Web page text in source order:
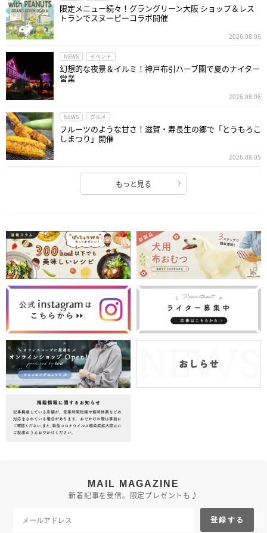
限定メニュー続々！グラングリーン大阪 ショップ＆レス
トランでスヌーピーコラボ開催
2026.08.06
NEWS イベント
幻想的な夜景＆イルミ！神戸布引ハーブ園で夏のナイター
営業
2026.08.06
NEWS グルメ
フルーツのような甘さ！滋賀・寿長生の郷で「とうもろこ
しまつり」開催
2026.08.05
もっと見る
MAIL MAGAZINE
新着記事を受信。限定プレゼントも♪
登録する